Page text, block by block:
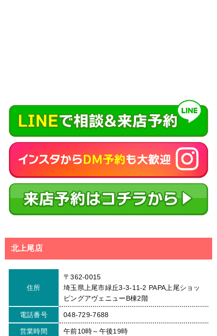
北上尾店
住所
〒362-0015
埼玉県上尾市緑丘3-3-11-2 PAPA上尾ショッ
ピングアヴェニューB棟2階
電話番号 048-729-7688
営業時間 午前10時～午後19時